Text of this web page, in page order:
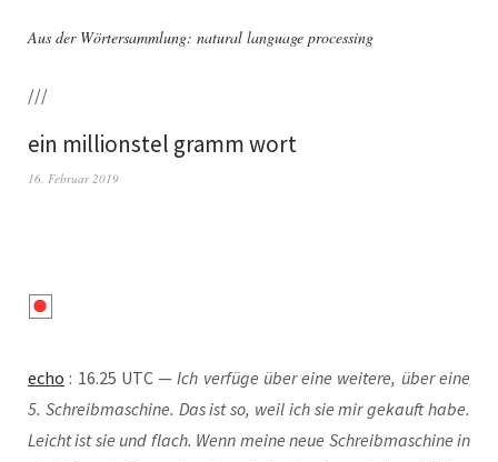
Aus der Wörtersammlung: natural language processing
///
ein millionstel gramm wort
16. Februar 2019
echo : 16.25 UTC —Ich ver­fü­ge über eine wei­te­re, über eine
5. Schreib­ma­schi­ne. Das ist so, weil ich sie mir gekauft habe.
Leicht ist sie und flach. Wenn mei­ne neue Schreib­ma­schi­ne in